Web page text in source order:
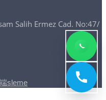
Salih Ermez Cad. No:47/
sleme